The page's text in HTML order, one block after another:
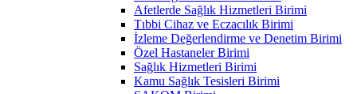
Afetlerde Sağlık Hizmetleri Birimi
Tıbbi Cihaz ve Eczacılık Birimi
İzleme Değerlendirme ve Denetim Birimi
Özel Hastaneler Birimi
Sağlık Hizmetleri Birimi
Kamu Sağlık Tesisleri Birimi